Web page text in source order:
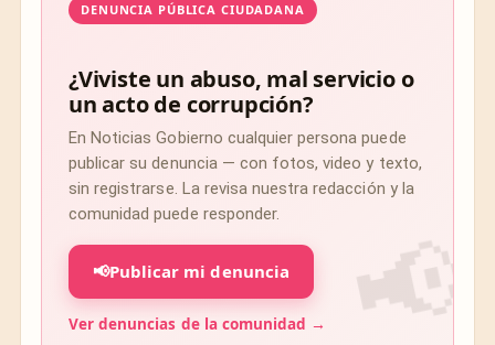
DENUNCIA PÚBLICA CIUDADANA
¿Viviste un abuso, mal servicio o
un acto de corrupción?
En Noticias Gobierno cualquier persona puede
publicar su denuncia — con fotos, video y texto,
sin registrarse. La revisa nuestra redacción y la
comunidad puede responder.
📢Publicar mi denuncia
Ver denuncias de la comunidad →